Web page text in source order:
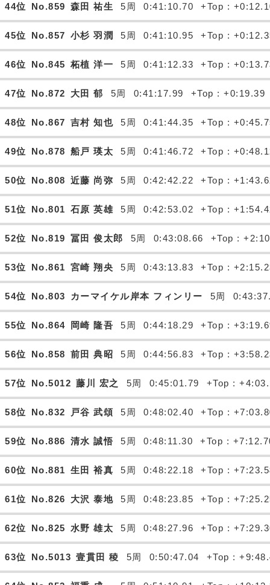
44位 No.859 森田 祐生 5周 0:41:10.70 +Top :
45位 No.857 小杉 羽潤 5周 0:41:10.95 +Top :
46位 No.845 柘植 洋一 5周 0:41:12.33 +Top :
47位 No.872 大田 郁 5周 0:41:17.99 +Top : +0:19.39
48位 No.867 吉村 知也 5周 0:41:44.35 +Top :
49位 No.878 船戸 瑛太 5周 0:41:46.72 +Top :
50位 No.808 近藤 尚弥 5周 0:42:42.22 +Top :
51位 No.801 石原 英雄 5周 0:42:53.02 +Top :
52位 No.819 冨田 俊太郎 5周 0:43:08.66 +Top :
53位 No.861 宮崎 翔央 5周 0:43:13.83 +Top :
54位 No.803 カーマイケル岸本 フィンリー 5周
55位 No.864 岡崎 隆吾 5周 0:44:18.29 +Top :
56位 No.858 前田 典昭 5周 0:44:56.83 +Top :
57位 No.5012 藤川 宏之 5周 0:45:01.79 +Top :
58位 No.832 戸谷 武頌 5周 0:48:02.40 +Top :
59位 No.886 清水 誠悟 5周 0:48:11.30 +Top :
60位 No.881 生田 裕真 5周 0:48:22.18 +Top :
61位 No.826 大沢 泰地 5周 0:48:23.85 +Top :
62位 No.825 水野 雄太 5周 0:48:27.96 +Top :
63位 No.5013 壹貫田 稜 5周 0:50:47.04 +Top :